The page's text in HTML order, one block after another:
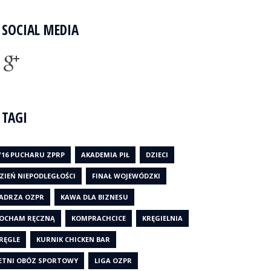
SOCIAL MEDIA
TAGI
PUCHARU ZPRP AKADEMIA PIŁ DZIECI
NIEPODLEGŁOŚCI FINAŁ WOJEWÓDZKI
OZPR KAWA DLA BIZNESU
RĘCZNĄ KOMPRACHCICE KRĘGIELNIA
KURNIK CHICKEN BAR
OBÓZ SPORTOWY LIGA OZPR